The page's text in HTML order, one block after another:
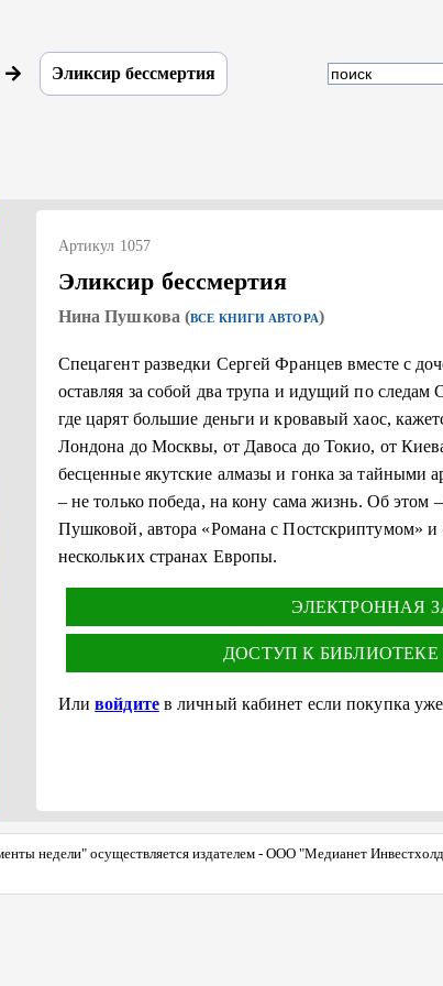
Эликсир бессмертия
Артикул 1057
Эликсир бессмертия
Нина Пушкова (ВСЕ КНИГИ АВТОРА)
Спецагент разведки Сергей Францев вместе с
оставляя за собой два трупа и идущий по
где царят большие деньги и кровавый хаос,
Лондона до Москвы, от Давоса до Токио, от
бесценные якутские алмазы и гонка за тайными
– не только победа, на кону сама жизнь. Об
Пушковой, автора «Романа с Постскриптумом»
нескольких странах Европы.
ЭЛЕКТРОННАЯ
ДОСТУП К БИБЛИОТЕКЕ
Иливойдитев личный кабинет если покупка
недели" осуществляется издателем - ООО "Медианет